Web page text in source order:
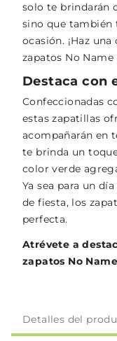
solo te brindarán
sino que también
ocasión. ¡Haz
zapatos No Name
Destaca con
Confeccionadas
estas zapatillas
acompañarán en
te brinda un
color verde
Ya sea para un
de fiesta, los
perfecta.
Atrévete a
zapatos No
Detalles del